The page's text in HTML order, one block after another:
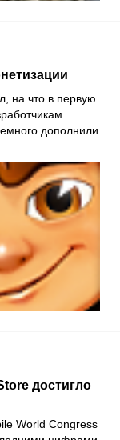
на что в первую
дополнили
достигло
World Congress